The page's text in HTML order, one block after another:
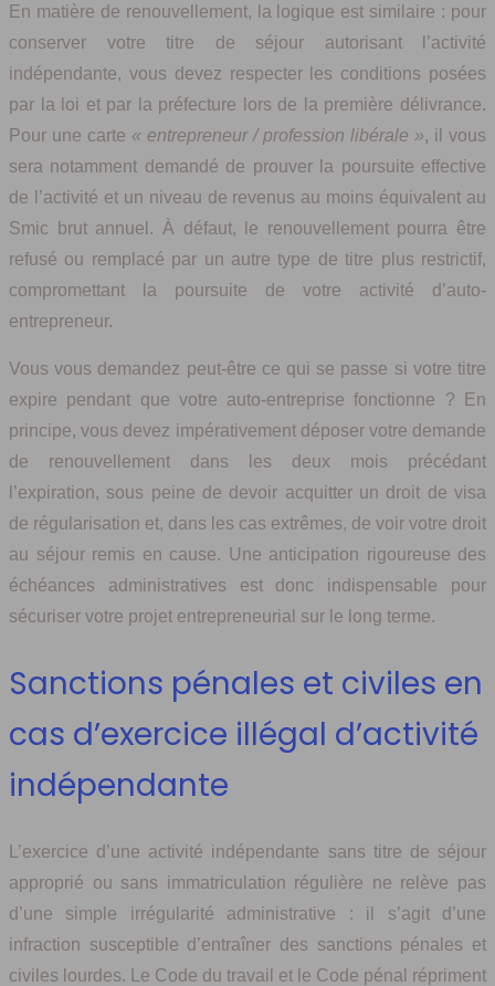
En matière de renouvellement, la logique est similaire : pour
conserver votre titre de séjour autorisant l’activité
indépendante, vous devez respecter les conditions posées
par la loi et par la préfecture lors de la première délivrance.
Pour une carte « entrepreneur / profession libérale », il vous
sera notamment demandé de prouver la poursuite effective
de l’activité et un niveau de revenus au moins équivalent au
Smic brut annuel. À défaut, le renouvellement pourra être
refusé ou remplacé par un autre type de titre plus restrictif,
compromettant la poursuite de votre activité d’auto-
entrepreneur.
Vous vous demandez peut-être ce qui se passe si votre titre
expire pendant que votre auto-entreprise fonctionne ? En
principe, vous devez impérativement déposer votre demande
de renouvellement dans les deux mois précédant
l’expiration, sous peine de devoir acquitter un droit de visa
de régularisation et, dans les cas extrêmes, de voir votre droit
au séjour remis en cause. Une anticipation rigoureuse des
échéances administratives est donc indispensable pour
sécuriser votre projet entrepreneurial sur le long terme.
Sanctions pénales et civiles en
cas d’exercice illégal d’activité
indépendante
L’exercice d’une activité indépendante sans titre de séjour
approprié ou sans immatriculation régulière ne relève pas
d’une simple irrégularité administrative : il s’agit d’une
infraction susceptible d’entraîner des sanctions pénales et
civiles lourdes. Le Code du travail et le Code pénal répriment